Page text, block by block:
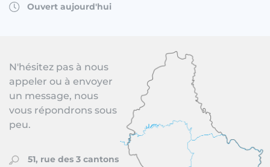
Ouvert aujourd'hui
N'hésitez pas à nous
appeler ou à envoyer
un message, nous
vous répondrons sous
peu.
51, rue des 3 cantons